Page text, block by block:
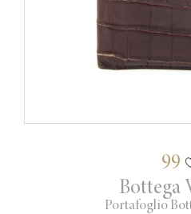
99
Bottega
Portafoglio